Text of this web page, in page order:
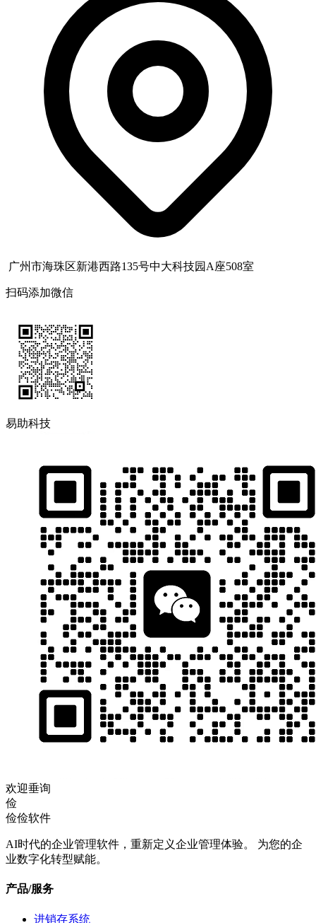
广州市海珠区新港西路135号中大科技园A座508室
扫码添加微信
易助科技
欢迎垂询
俭
俭俭软件
AI时代的企业管理软件，重新定义企业管理体验。 为您的企
业数字化转型赋能。
产品/服务
进销存系统